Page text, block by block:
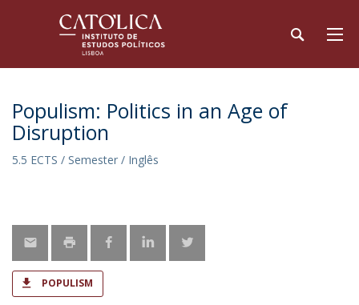
Populism: Politics in an Age of
Disruption
5.5 ECTS / Semester / Inglês
POPULISM